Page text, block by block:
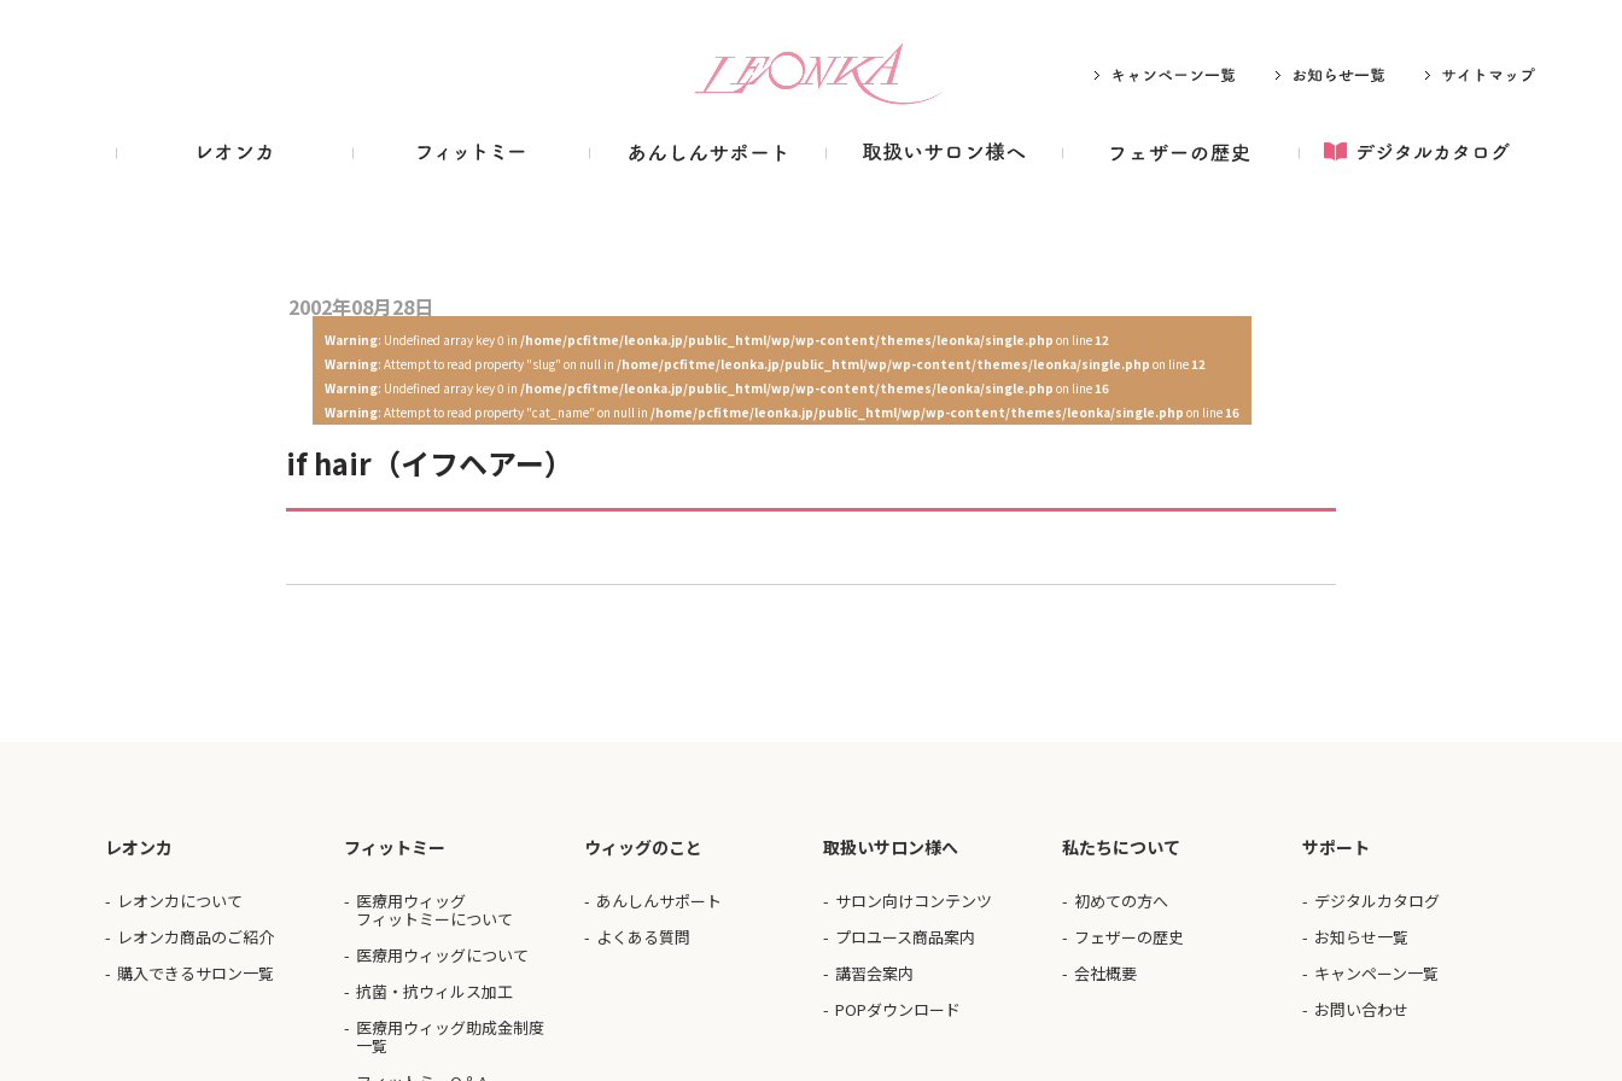
2002年08月28日
Warning: Undefined array key 0 in /home/pcfitme/leonka.jp/public_html/wp/wp-content/themes/leonka/single.php on line12
Warning: Attempt to read property "slug" on null in /home/pcfitme/leonka.jp/public_html/wp/wp-content/themes/leonka/single.php on line12
Warning: Undefined array key 0 in /home/pcfitme/leonka.jp/public_html/wp/wp-content/themes/leonka/single.php on line16
Warning: Attempt to read property "cat_name" on null in /home/pcfitme/leonka.jp/public_html/wp/wp-content/themes/leonka/single.php on line16
if hair（イフヘアー）
レオンカ
レオンカについて
レオンカ商品のご紹介
購入できるサロン一覧
フィットミー
医療用ウィッグ
フィットミーについて
医療用ウィッグについて
抗菌・抗ウィルス加工
医療用ウィッグ助成金制度
一覧
ウィッグのこと
あんしんサポート
よくある質問
取扱いサロン様へ
サロン向けコンテンツ
プロユース商品案内
講習会案内
POPダウンロード
私たちについて
初めての方へ
フェザーの歴史
会社概要
サポート
デジタルカタログ
お知らせ一覧
キャンペーン一覧
お問い合わせ